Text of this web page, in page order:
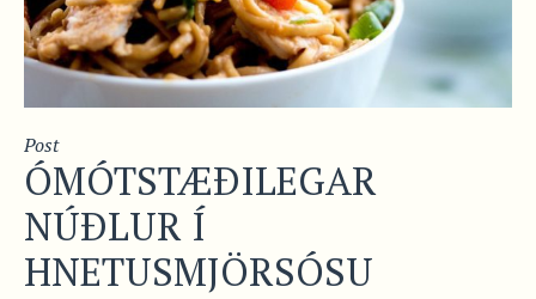
Post
ÓMÓTSTÆÐILEGAR
NÚÐLUR Í
HNETUSMJÖRSÓSU